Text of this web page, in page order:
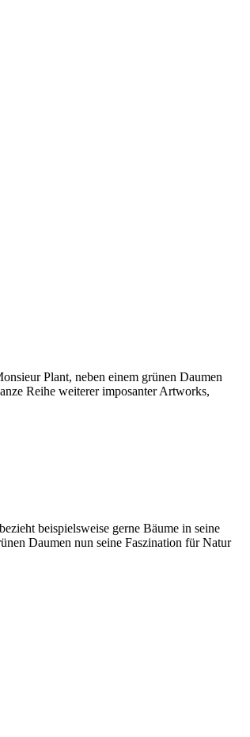
Plant, neben einem grünen Daumen
Reihe weiterer imposanter Artworks,
beispielsweise gerne Bäume in seine
Daumen nun seine Faszination für Natur